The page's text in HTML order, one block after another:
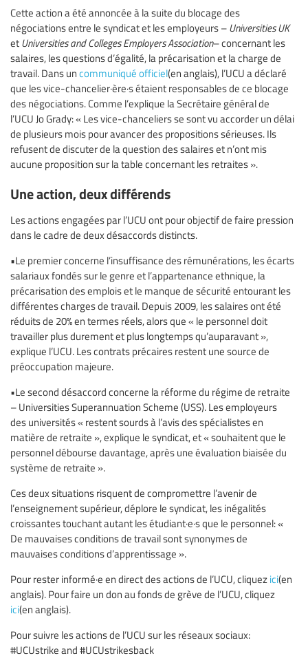
Cette action a été annoncée à la suite du blocage des
négociations entre le syndicat et les employeurs – Universities UK
et Universities and Colleges Employers Association– concernant les
salaires, les questions d’égalité, la précarisation et la charge de
travail. Dans un communiqué officiel(en anglais), l’UCU a déclaré
que les vice-chancelier·ère·s étaient responsables de ce blocage
des négociations. Comme l’explique la Secrétaire général de
l’UCU Jo Grady: « Les vice-chanceliers se sont vu accorder un délai
de plusieurs mois pour avancer des propositions sérieuses. Ils
refusent de discuter de la question des salaires et n’ont mis
aucune proposition sur la table concernant les retraites ».
Une action, deux différends
Les actions engagées par l’UCU ont pour objectif de faire pression
dans le cadre de deux désaccords distincts.
•Le premier concerne l’insuffisance des rémunérations, les écarts
salariaux fondés sur le genre et l’appartenance ethnique, la
précarisation des emplois et le manque de sécurité entourant les
différentes charges de travail. Depuis 2009, les salaires ont été
réduits de 20% en termes réels, alors que « le personnel doit
travailler plus durement et plus longtemps qu’auparavant »,
explique l’UCU. Les contrats précaires restent une source de
préoccupation majeure.
•Le second désaccord concerne la réforme du régime de retraite
– Universities Superannuation Scheme (USS). Les employeurs
des universités « restent sourds à l’avis des spécialistes en
matière de retraite », explique le syndicat, et « souhaitent que le
personnel débourse davantage, après une évaluation biaisée du
système de retraite ».
Ces deux situations risquent de compromettre l’avenir de
l’enseignement supérieur, déplore le syndicat, les inégalités
croissantes touchant autant les étudiant·e·s que le personnel: «
De mauvaises conditions de travail sont synonymes de
mauvaises conditions d’apprentissage ».
Pour rester informé·e en direct des actions de l’UCU, cliquez ici(en
anglais). Pour faire un don au fonds de grève de l’UCU, cliquez
ici(en anglais).
Pour suivre les actions de l’UCU sur les réseaux sociaux:
#UCUstrike and #UCUstrikesback